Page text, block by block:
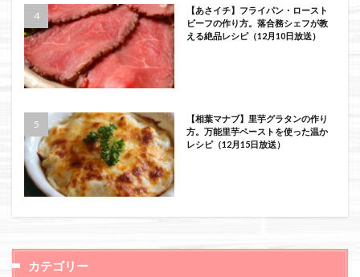
【あさイチ】フライパン・ロースト
ビーフの作り方。落合務シェフが教
える絶品レシピ（12月10日放送）
【相葉マナブ】里芋グラタンの作り
方。万能里芋ペーストを使った温か
レシピ（12月15日放送）
カテゴリー